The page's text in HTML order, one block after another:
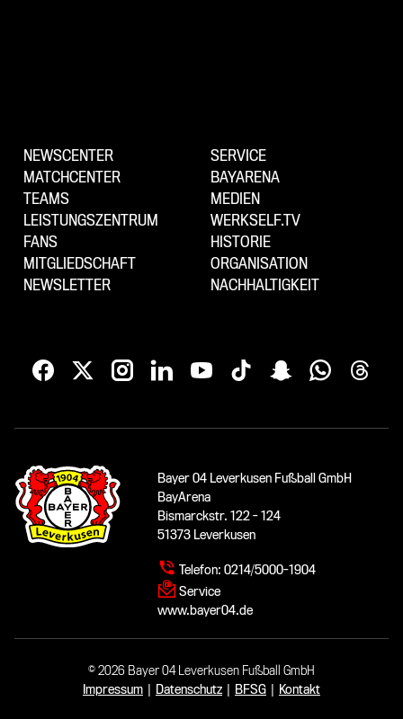
NEWSCENTER
MATCHCENTER
TEAMS
LEISTUNGSZENTRUM
FANS
MITGLIEDSCHAFT
NEWSLETTER
SERVICE
BAYARENA
MEDIEN
WERKSELF.TV
HISTORIE
ORGANISATION
NACHHALTIGKEIT
Bayer 04 Leverkusen Fußball GmbH
BayArena
Bismarckstr. 122 - 124
51373 Leverkusen
Telefon: 0214/5000-1904
Service
www.bayer04.de
© 2026 Bayer 04 Leverkusen Fußball GmbH
Impressum
Datenschutz BFSG Kontakt